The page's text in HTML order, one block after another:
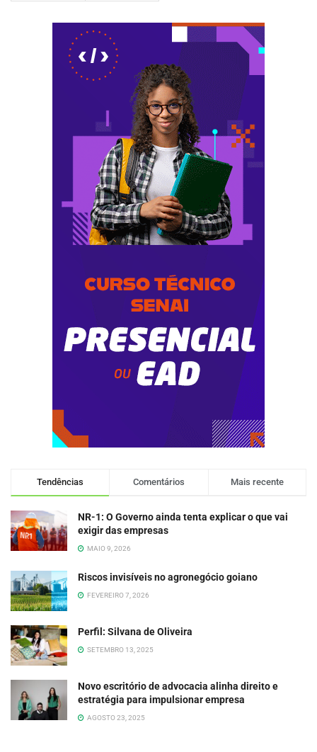
Tendências Comentários Mais recente
NR-1: O Governo ainda tenta explicar o que vai
exigir das empresas
MAIO 9, 2026
Riscos invisíveis no agronegócio goiano
FEVEREIRO 7, 2026
Perfil: Silvana de Oliveira
SETEMBRO 13, 2025
Novo escritório de advocacia alinha direito e
estratégia para impulsionar empresa
AGOSTO 23, 2025